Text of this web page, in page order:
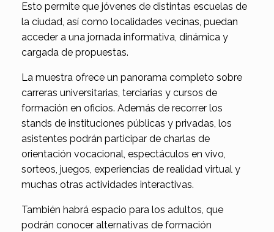
Esto permite que jóvenes de distintas escuelas de
la ciudad, así como localidades vecinas, puedan
acceder a una jornada informativa, dinámica y
cargada de propuestas.
La muestra ofrece un panorama completo sobre
carreras universitarias, terciarias y cursos de
formación en oficios. Además de recorrer los
stands de instituciones públicas y privadas, los
asistentes podrán participar de charlas de
orientación vocacional, espectáculos en vivo,
sorteos, juegos, experiencias de realidad virtual y
muchas otras actividades interactivas.
También habrá espacio para los adultos, que
podrán conocer alternativas de formación